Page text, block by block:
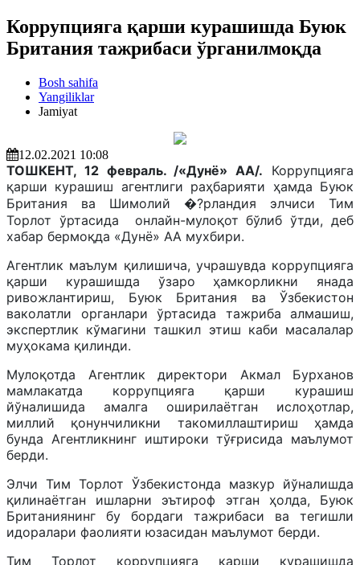
Коррупцияга қарши курашишда Буюк
Британия тажрибаси ўрганилмоқда
Bosh sahifa
Yangiliklar
Jamiyat
12.02.2021 10:08
ТОШКЕНТ, 12 февраль. /«Дунё» АА/. Коррупцияга
қарши курашиш агентлиги раҳбарияти ҳамда Буюк
Британия ва Шимолий �?рландия элчиси Тим
Торлот ўртасида онлайн-мулоқот бўлиб ўтди, деб
хабар бермоқда «Дунё» АА мухбири.
Агентлик маълум қилишича, учрашувда коррупцияга
қарши курашишда ўзаро ҳамкорликни янада
ривожлантириш, Буюк Британия ва Ўзбекистон
ваколатли органлари ўртасида тажриба алмашиш,
экспертлик кўмагини ташкил этиш каби масалалар
муҳокама қилинди.
Мулоқотда Агентлик директори Акмал Бурханов
мамлакатда коррупцияга қарши курашиш
йўналишида амалга оширилаётган ислоҳотлар,
миллий қонунчиликни такомиллаштириш ҳамда
бунда Агентликнинг иштироки тўғрисида маълумот
берди.
Элчи Тим Торлот Ўзбекистонда мазкур йўналишда
қилинаётган ишларни эътироф этган ҳолда, Буюк
Британиянинг бу бордаги тажрибаси ва тегишли
идоралари фаолияти юзасидан маълумот берди.
Тим Торлот коррупцияга қарши курашишда